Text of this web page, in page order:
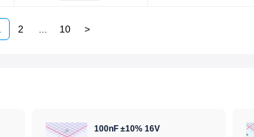
2 10 >
100nF ±10% 16V